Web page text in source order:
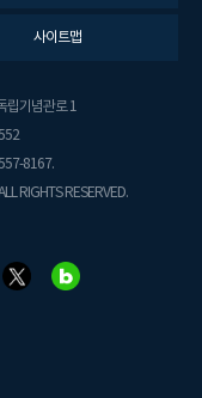
사이트맵
립기념관로 1
8167.
RIGHTS RESERVED.